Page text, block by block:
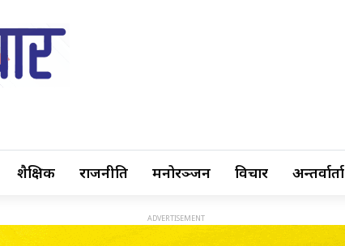
शैक्षिक राजनीति मनोरञ्जन विचार अन्तर्वार्ता